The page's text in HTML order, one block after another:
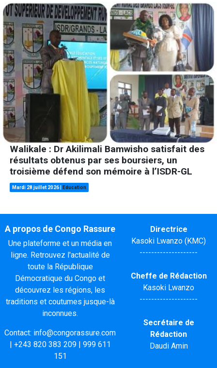
Walikale : Dr Akilimali Bamwisho satisfait des
résultats obtenus par ses boursiers, un
troisième défend son mémoire à l’ISDR-GL
Mardi 28 juillet 2026 Education
A propos de Congo Rassure
Une plateforme et un média en
ligne. Retrouvez l'actualité de
toute la République
Démocratique du Congo et
découvrez les régions, les
traditions et coutumes jusque-là
inconnues.
Contact: info@congorassure.com
| +243 820 383 209| 999 611
151
Directrice
Kasoki Lwanzo (KMC)
--------------------
Cheffe de Rédaction
Kasoki Lwanzo
--------------------
Secrétaire de
Rédaction
Daudi Amin